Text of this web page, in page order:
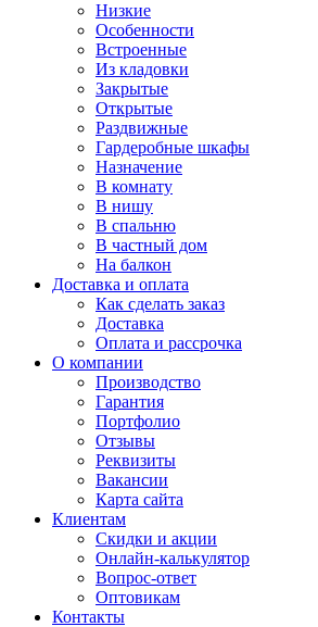
Низкие
Особенности
Встроенные
Из кладовки
Закрытые
Открытые
Раздвижные
Гардеробные шкафы
Назначение
В комнату
В нишу
В спальню
В частный дом
На балкон
Доставка и оплата
Как сделать заказ
Доставка
Оплата и рассрочка
О компании
Производство
Гарантия
Портфолио
Отзывы
Реквизиты
Вакансии
Карта сайта
Клиентам
Скидки и акции
Онлайн-калькулятор
Вопрос-ответ
Оптовикам
Контакты